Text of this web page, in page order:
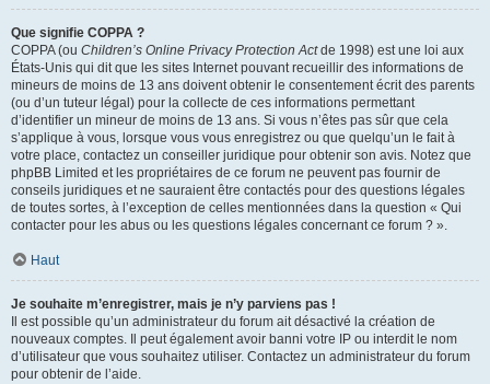
Que signifie COPPA ?
COPPA (ou Children’s Online Privacy Protection Actde 1998) est une loi aux
États-Unis qui dit que les sites Internet pouvant recueillir des informations de
mineurs de moins de 13 ans doivent obtenir le consentement écrit des parents
(ou d’un tuteur légal) pour la collecte de ces informations permettant
d’identifier un mineur de moins de 13 ans. Si vous n’êtes pas sûr que cela
s’applique à vous, lorsque vous vous enregistrez ou que quelqu’un le fait à
votre place, contactez un conseiller juridique pour obtenir son avis. Notez que
phpBB Limited et les propriétaires de ce forum ne peuvent pas fournir de
conseils juridiques et ne sauraient être contactés pour des questions légales
de toutes sortes, à l’exception de celles mentionnées dans la question « Qui
contacter pour les abus ou les questions légales concernant ce forum ? ».
Haut
Je souhaite m’enregistrer, mais je n’y parviens pas !
Il est possible qu’un administrateur du forum ait désactivé la création de
nouveaux comptes. Il peut également avoir banni votre IP ou interdit le nom
d’utilisateur que vous souhaitez utiliser. Contactez un administrateur du forum
pour obtenir de l’aide.